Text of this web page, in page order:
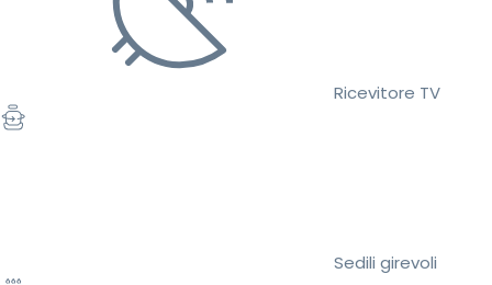
Ricevitore TV
Sedili girevoli